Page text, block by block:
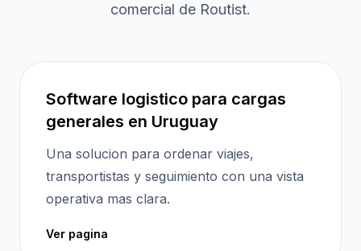
comercial de Routist.
Software logistico para cargas
generales en Uruguay
Una solucion para ordenar viajes,
transportistas y seguimiento con una vista
operativa mas clara.
Ver pagina